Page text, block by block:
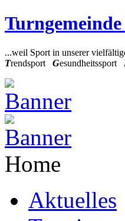
...weil Sport in unserer
Trendsport Gesundheitssport
Home
Aktuelles